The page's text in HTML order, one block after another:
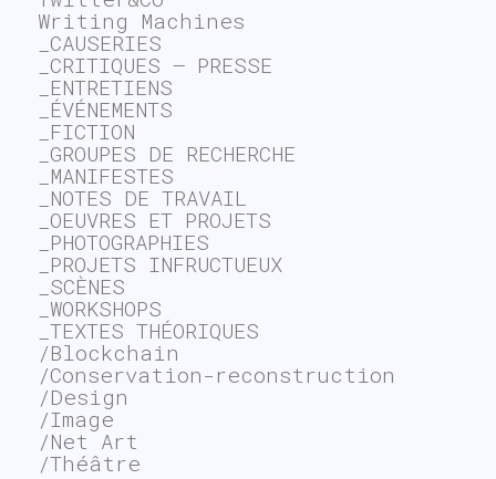
Writing Machines
_CAUSERIES
_CRITIQUES – PRESSE
_ENTRETIENS
_ÉVÉNEMENTS
_FICTION
_GROUPES DE RECHERCHE
_MANIFESTES
_NOTES DE TRAVAIL
_OEUVRES ET PROJETS
_PHOTOGRAPHIES
_PROJETS INFRUCTUEUX
_SCÈNES
_WORKSHOPS
_TEXTES THÉORIQUES
/Blockchain
/Conservation-reconstruction
/Design
/Image
/Net Art
/Théâtre